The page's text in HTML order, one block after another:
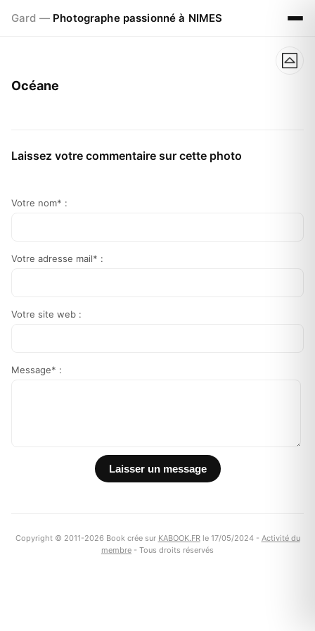
Gard — Photographe passionné à NIMES
Océane
Laissez votre commentaire sur cette photo
Votre nom* :
Votre adresse mail* :
Votre site web :
Message* :
Copyright © 2011-2026 Book crée sur KABOOK.FRle 17/05/2024 - Activité du
membre - Tous droits réservés